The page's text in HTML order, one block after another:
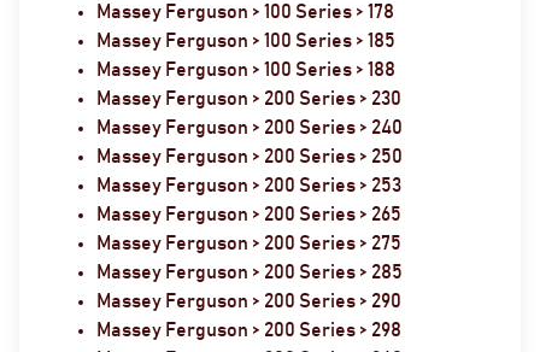
Massey Ferguson > 100 Series > 178
Massey Ferguson > 100 Series > 185
Massey Ferguson > 100 Series > 188
Massey Ferguson > 200 Series > 230
Massey Ferguson > 200 Series > 240
Massey Ferguson > 200 Series > 250
Massey Ferguson > 200 Series > 253
Massey Ferguson > 200 Series > 265
Massey Ferguson > 200 Series > 275
Massey Ferguson > 200 Series > 285
Massey Ferguson > 200 Series > 290
Massey Ferguson > 200 Series > 298